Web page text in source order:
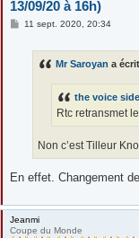
13/09/20 à 16h)
M11 sept. 2020, 20:34
Mr Saroyan a
the voice side
Rtc retransmet le
Non c’est Tilleur
En effet. Changement
Jeanmi
Coupe du Monde